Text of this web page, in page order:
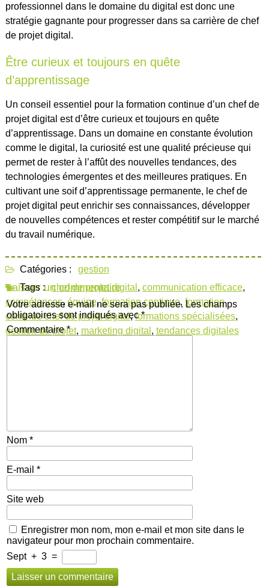
professionnel dans le domaine du digital est donc une
stratégie gagnante pour progresser dans sa carrière de chef
de projet digital.
Être curieux et toujours en quête
d’apprentissage
Un conseil essentiel pour la formation continue d’un chef de
projet digital est d’être curieux et toujours en quête
d’apprentissage. Dans un domaine en constante évolution
comme le digital, la curiosité est une qualité précieuse qui
permet de rester à l’affût des nouvelles tendances, des
technologies émergentes et des meilleures pratiques. En
cultivant une soif d’apprentissage permanente, le chef de
projet digital peut enrichir ses connaissances, développer
de nouvelles compétences et rester compétitif sur le marché
du travail numérique.
Catégories :
gestion
Tags : chef de projet digital , communication efficace,
compétences, équipe,formation continue, formation
continue chef de projet digital,formations spécialisées,
gestion de projet, marketing digital , tendances digitales
Laisser un commentaire
Votre adresse e-mail ne sera pas publiée. Les champs
obligatoires sont indiqués avec*
Commentaire*
Nom *
E-mail *
Site web
Enregistrer mon nom, mon e-mail et mon site dans le
navigateur pour mon prochain commentaire.
Sept + 3 =